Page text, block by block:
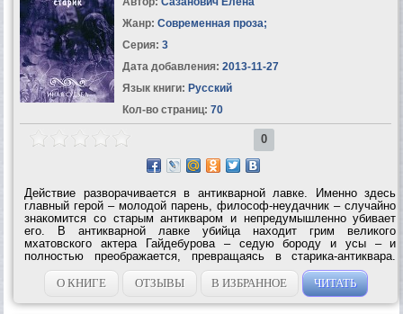
Жанр: Современная проза;
Серия: 3
Дата добавления: 2013-11-27
Язык книги: Русский
Кол-во страниц: 70
0
Действие разворачивается в антикварной лавке. Именно здесь
главный герой – молодой парень, философ-неудачник – случайно
знакомится со старым антикваром и непредумышленно убивает
его. В антикварной лавке убийца находит грим великого
мхатовского актера Гайдебурова – седую бороду и усы – и
полностью преображается, превращаясь в старика-антиквара.
Теперь у него есть все – и богатство, и удача, и уважение. У него
есть все, кроме...
О КНИГЕ ОТЗЫВЫ В ИЗБРАННОЕ ЧИТАТЬ